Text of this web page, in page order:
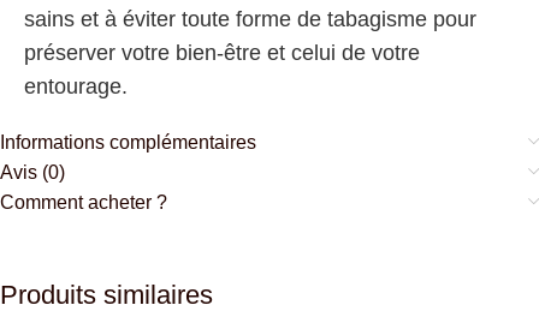
sains et à éviter toute forme de tabagisme pour
préserver votre bien-être et celui de votre
entourage.
Informations complémentaires
Avis (0)
Comment acheter ?
Produits similaires